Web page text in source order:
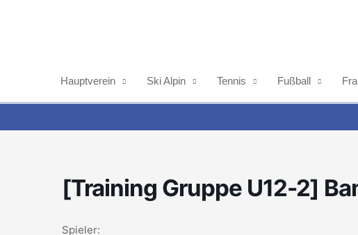
Hauptverein Ski Alpin Tennis Fußball
[Training Gruppe U12-2]
Spieler: